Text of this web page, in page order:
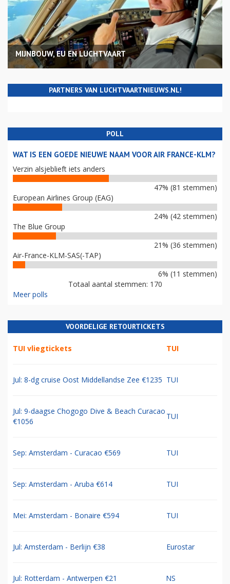
MIJNBOUW, EU EN LUCHTVAART
PARTNERS VAN LUCHTVAARTNIEUWS.NL!
POLL
WAT IS EEN GOEDE NIEUWE NAAM VOOR AIR FRANCE-KLM?
Verzin alsjeblieft iets anders
47% (81 stemmen)
European Airlines Group (EAG)
24% (42 stemmen)
The Blue Group
21% (36 stemmen)
Air-France-KLM-SAS(-TAP)
6% (11 stemmen)
Totaal aantal stemmen: 170
Meer polls
VOORDELIGE RETOURTICKETS
TUI vliegtickets TUI
Jul: 8-dg cruise Oost Middellandse Zee €1235 TUI
Jul: 9-daagse Chogogo Dive & Beach Curacao
€1056
TUI
Sep: Amsterdam - Curacao €569 TUI
Sep: Amsterdam - Aruba €614 TUI
Mei: Amsterdam - Bonaire €594 TUI
Jul: Amsterdam - Berlijn €38 Eurostar
Jul: Rotterdam - Antwerpen €21 NS